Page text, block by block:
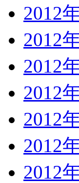
2012
2012
2012
2012
2012
2012
2012